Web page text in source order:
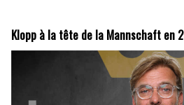
Klopp à la tête de la Mannschaft en